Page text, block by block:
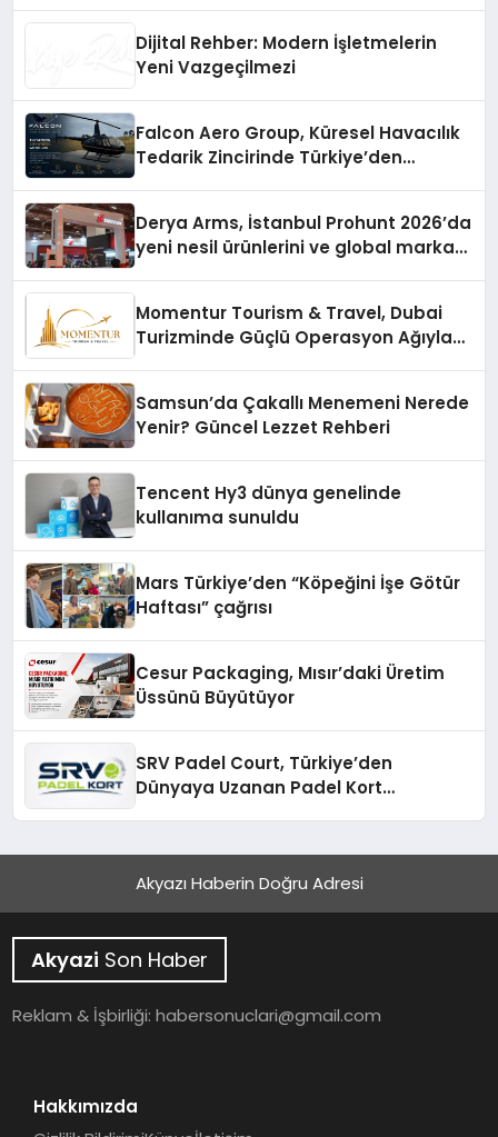
Dijital Rehber: Modern İşletmelerin
Yeni Vazgeçilmezi
Falcon Aero Group, Küresel Havacılık
Tedarik Zincirinde Türkiye’den
Derya Arms, İstanbul Prohunt 2026’da
yeni nesil ürünlerini ve global marka
Momentur Tourism & Travel, Dubai
Turizminde Güçlü Operasyon Ağıyla
Samsun’da Çakallı Menemeni Nerede
Yenir? Güncel Lezzet Rehberi
Tencent Hy3 dünya genelinde
kullanıma sunuldu
Mars Türkiye’den “Köpeğini İşe Götür
Haftası” çağrısı
Cesur Packaging, Mısır’daki Üretim
Üssünü Büyütüyor
SRV Padel Court, Türkiye’den
Dünyaya Uzanan Padel Kort
Akyazı Haberin Doğru Adresi
Akyazi Son Haber
Reklam & İşbirliği:habersonuclari@gmail.com
Hakkımızda